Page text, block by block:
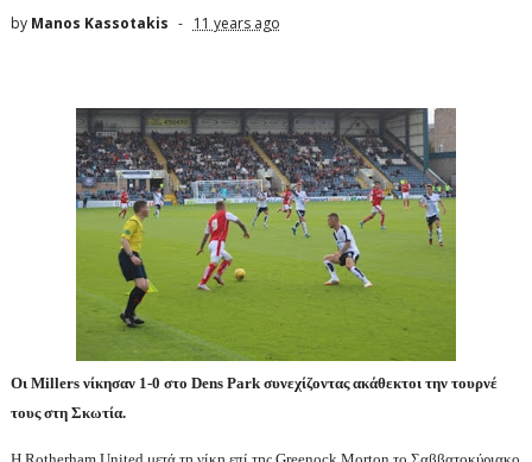
by Manos Kassotakis 11 years ago
Oι Millers νίκησαν 1-0 στο Dens Parkσυνεχίζοντας ακάθεκτοι την τουρνέ
τους στη Σκωτία.